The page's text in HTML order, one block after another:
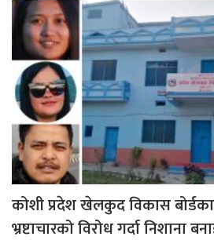
कोशी प्रदेश खेलकुद विकास
भ्रष्टाचारको विरोध गर्दा निशाना